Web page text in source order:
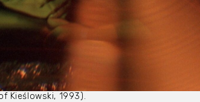
Kieślowski, 1993).